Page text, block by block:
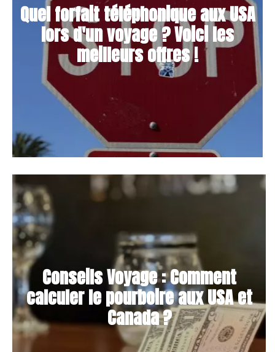
Quel forfait téléphonique aux USA
lors d'un voyage ? Voici les
meilleurs offres !
Conseils Voyage : Comment
calculer le pourboire aux USA et
Canada ?